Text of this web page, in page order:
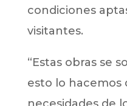
condiciones
visitantes.
“Estas obras se
esto lo hacemos